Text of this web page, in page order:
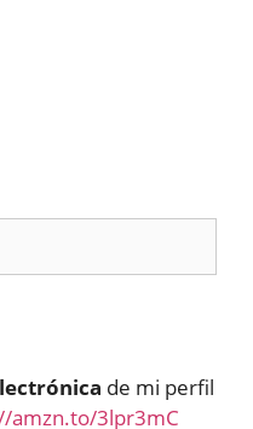
de mi perfil
amzn.to/3lpr3mC